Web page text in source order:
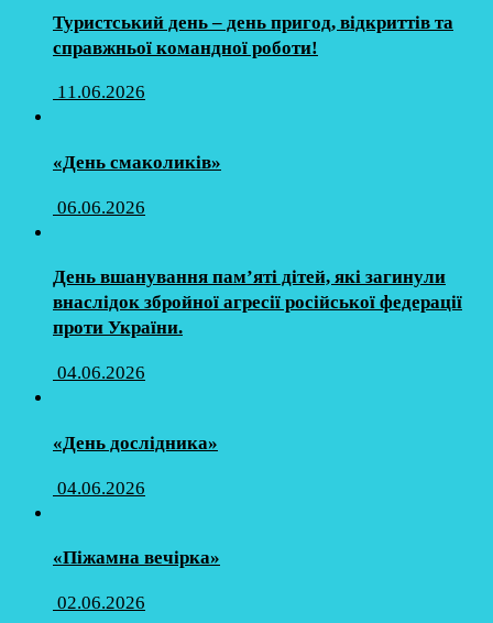
Туристський день – день пригод, відкриттів та
справжньої командної роботи!
11.06.2026
«День смаколиків»
06.06.2026
День вшанування пам’яті дітей, які загинули
внаслідок збройної агресії російської федерації
проти України.
04.06.2026
«День дослідника»
04.06.2026
«Піжамна вечірка»
02.06.2026